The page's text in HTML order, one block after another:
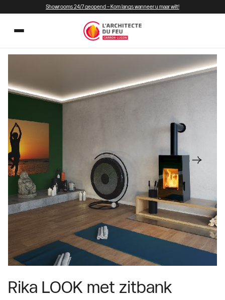
Showrooms 24/7 geopend – Kom langs wanneer u maar wilt!
Rika LOOK met zitbank